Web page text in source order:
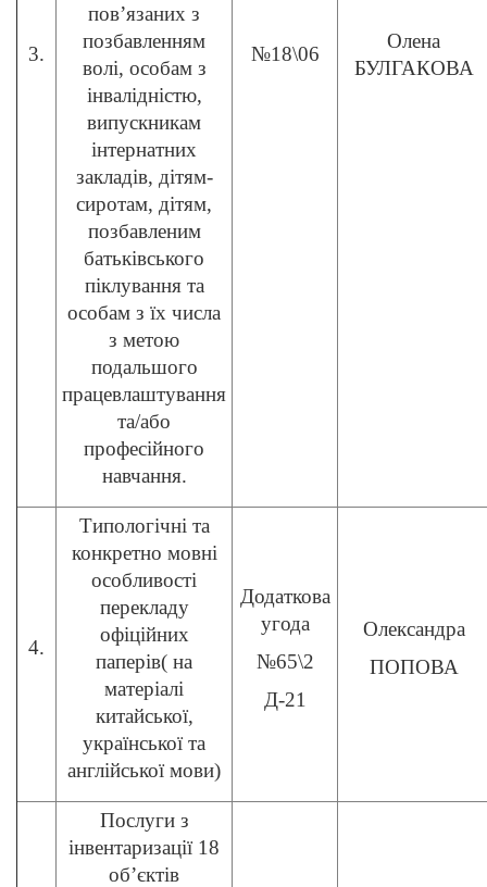
3.
пов’язаних з
позбавленням
волі, особам з
інвалідністю,
випускникам
інтернатних
закладів, дітям-
сиротам, дітям,
позбавленим
батьківського
піклування та
особам з їх числа
з метою
подальшого
працевлаштування
та/або
професійного
навчання.
№18\06
Олена
БУЛГАКОВА
4.
Типологічні та
конкретно мовні
особливості
перекладу
офіційних
паперів( на
матеріалі
китайської,
української та
англійської мови)
Додаткова
угода
№65\2
Д-21
Олександра
ПОПОВА
Послуги з
інвентаризації 18
об’єктів